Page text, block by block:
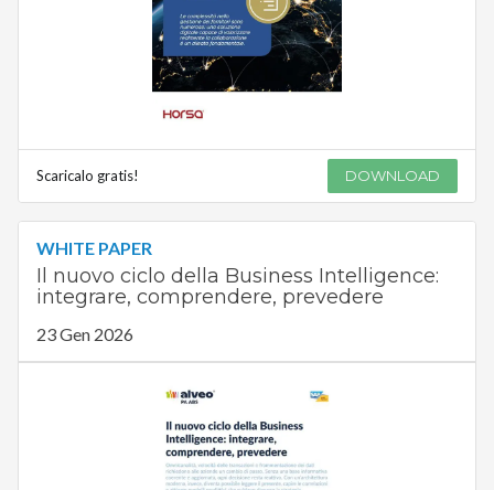
Scaricalo gratis! DOWNLOAD
WHITE PAPER
Il nuovo ciclo della Business Intelligence:
integrare, comprendere, prevedere
23 Gen 2026